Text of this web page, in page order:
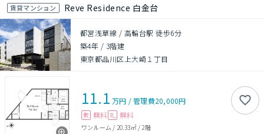
賃貸マンション Reve Residence 白金台
都営浅草線 / 高輪台駅 徒歩6分
築4年 / 3階建
東京都品川区上大崎１丁目
11.1 万円 /管理費20,000円
敷 無料 礼 無料
ワンルーム / 20.33㎡/ 2階